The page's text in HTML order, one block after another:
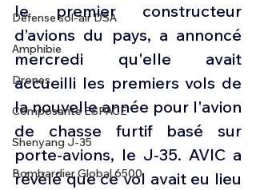
Défense sol-air DSA
Amphibie
Drones
Composante ESPACE
Shenyang J-35
Bombardier Global 6500
le premier constructeur
d’avions du pays, a annoncé
mercredi qu'elle avait
accueilli les premiers vols de
la nouvelle année pour l'avion
de chasse furtif basé sur
porte-avions, le J-35. AVIC a
révélé que ce vol avait eu lieu